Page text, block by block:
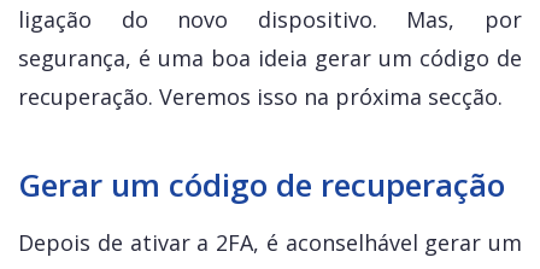
ligação do novo dispositivo. Mas, por
segurança, é uma boa ideia gerar um código de
recuperação. Veremos isso na próxima secção.
Gerar um código de recuperação
Depois de ativar a 2FA, é aconselhável gerar um